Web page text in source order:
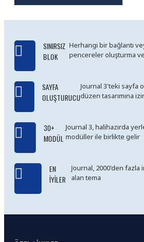
SINIRSIZ
BLOK
Herhangi bir bağlantı
pencereler oluşturma
SAYFA
OLUŞTURUCU
Journal 3'teki sayfa
düzen tasarımına
30+
MODÜL
Journal 3, halihazırda
modüller ile birlikte gelir
EN
İYILER
Journal, 2000'den
alan tema